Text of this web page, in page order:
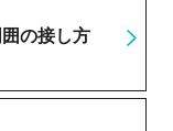
の接し方